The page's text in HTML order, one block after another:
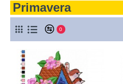
Primavera
0